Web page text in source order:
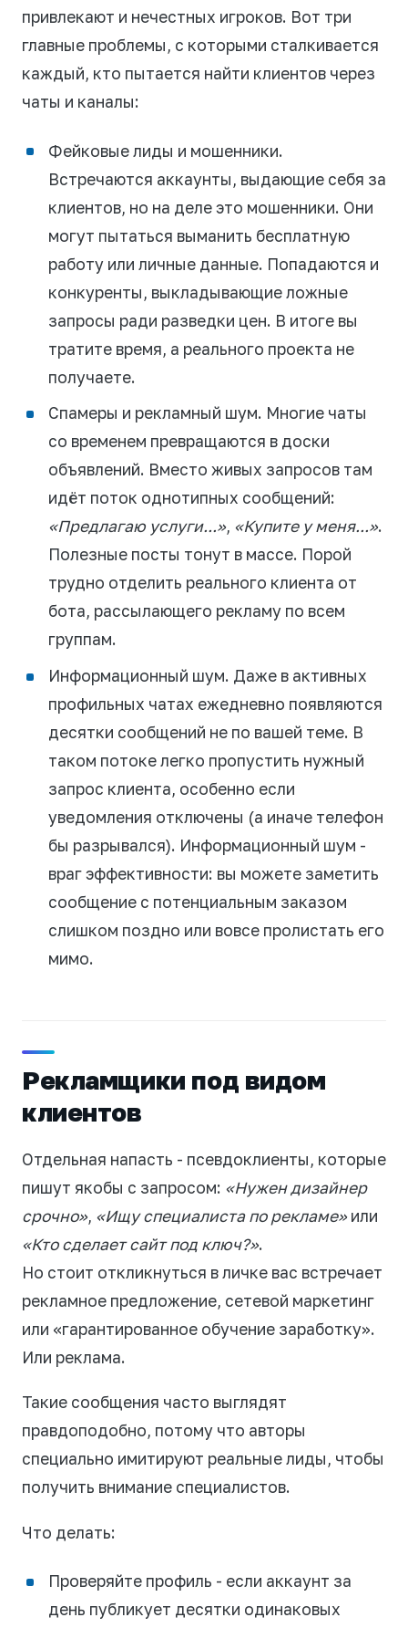
привлекают и нечестных игроков. Вот три
главные проблемы, с которыми сталкивается
каждый, кто пытается найти клиентов через
чаты и каналы:
Фейковые лиды и мошенники.
Встречаются аккаунты, выдающие себя за
клиентов, но на деле это мошенники. Они
могут пытаться выманить бесплатную
работу или личные данные. Попадаются и
конкуренты, выкладывающие ложные
запросы ради разведки цен. В итоге вы
тратите время, а реального проекта не
получаете.
Спамеры и рекламный шум. Многие чаты
со временем превращаются в доски
объявлений. Вместо живых запросов там
идёт поток однотипных сообщений:
«Предлагаю услуги...», «Купите у меня...».
Полезные посты тонут в массе. Порой
трудно отделить реального клиента от
бота, рассылающего рекламу по всем
группам.
Информационный шум. Даже в активных
профильных чатах ежедневно появляются
десятки сообщений не по вашей теме. В
таком потоке легко пропустить нужный
запрос клиента, особенно если
уведомления отключены (а иначе телефон
бы разрывался). Информационный шум -
враг эффективности: вы можете заметить
сообщение с потенциальным заказом
слишком поздно или вовсе пролистать его
мимо.
Рекламщики под видом
клиентов
Отдельная напасть - псевдоклиенты, которые
пишут якобы с запросом: «Нужен дизайнер
срочно», «Ищу специалиста по рекламе»или
«Кто сделает сайт под ключ?».
Но стоит откликнуться в личке вас встречает
рекламное предложение, сетевой маркетинг
или «гарантированное обучение заработку».
Или реклама.
Такие сообщения часто выглядят
правдоподобно, потому что авторы
специально имитируют реальные лиды, чтобы
получить внимание специалистов.
Что делать:
Проверяйте профиль - если аккаунт за
день публикует десятки одинаковых